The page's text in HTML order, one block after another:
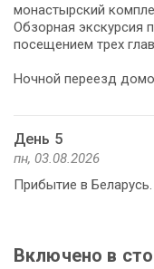
монастырский
Обзорная экскурсия
посещением трех
Ночной переезд
День 5
пн, 03.08.2026
Прибытие в Беларусь.
Включено в